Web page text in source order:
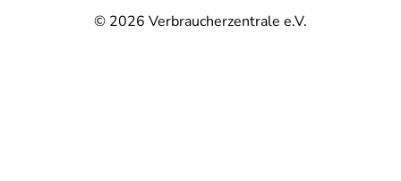
© 2026 Verbraucherzentrale e.V.